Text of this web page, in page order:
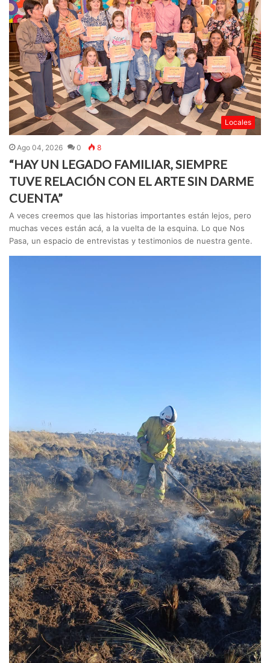
Locales
Ago 04, 2026 0 8
“HAY UN LEGADO FAMILIAR, SIEMPRE
TUVE RELACIÓN CON EL ARTE SIN DARME
CUENTA”
A veces creemos que las historias importantes están lejos, pero
muchas veces están acá, a la vuelta de la esquina. Lo que Nos
Pasa, un espacio de entrevistas y testimonios de nuestra gente.